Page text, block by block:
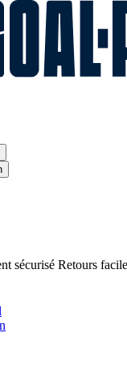
sécurisé Retours